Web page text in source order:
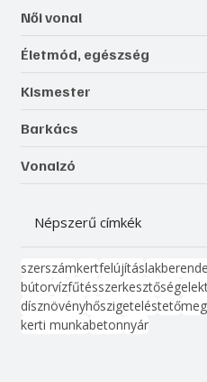
Női vonal
Életmód, egészség
Kismester
Barkács
Vonalzó
Népszerű címkék
szerszámkertfelújítás
bútorvízfűtésszerkesztőség
dísznövényhőszigeteléstető
kerti munkabetonnyár